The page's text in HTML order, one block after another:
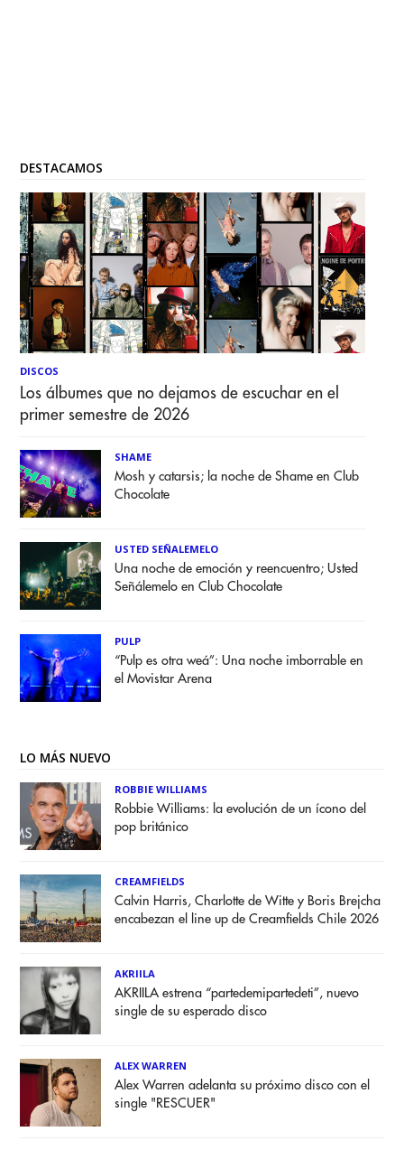
DESTACAMOS
DISCOS
Los álbumes que no dejamos de escuchar en el
primer semestre de 2026
SHAME
Mosh y catarsis; la noche de Shame en Club
Chocolate
USTED SEÑALEMELO
Una noche de emoción y reencuentro; Usted
Señálemelo en Club Chocolate
PULP
“Pulp es otra weá”: Una noche imborrable en
el Movistar Arena
LO MÁS NUEVO
ROBBIE WILLIAMS
Robbie Williams: la evolución de un ícono del
pop británico
CREAMFIELDS
Calvin Harris, Charlotte de Witte y Boris Brejcha
encabezan el line up de Creamfields Chile 2026
AKRIILA
AKRIILA estrena “partedemipartedeti”, nuevo
single de su esperado disco
ALEX WARREN
Alex Warren adelanta su próximo disco con el
single "RESCUER"